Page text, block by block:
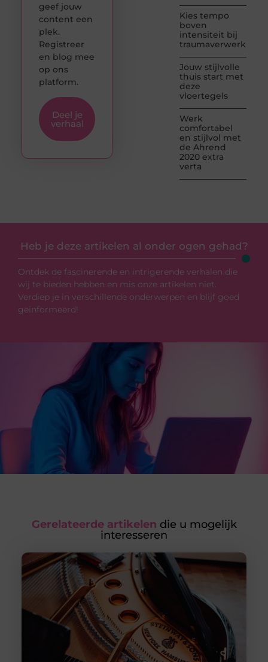
Kies tempo
boven
intensiteit bij
traumaverwerking
Jouw stijlvolle
thuis start met
deze
vloertegels
Werk
comfortabel
en stijlvol met
de Ahrend
2020 extra
verta
geef jouw
content een
plek.
Registreer
en blog mee
op ons
platform.
Deel je
verhaal
Heb je deze artikelen al onder ogen gehad?
Ontdek de fascinerende en intrigerende verhalen die
wij te bieden hebben en mis onze artikelen niet.
Verdiep je in verschillende onderwerpen en blijf goed
geïnformeerd!
Gerelateerde artikelen die u mogelijk
interesseren